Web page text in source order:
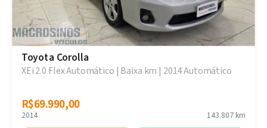
Toyota Corolla
XEi 2.0 Flex Automático | Baixa km | 2014 Automático
R$69.990,00
R$69.990,00
2014 143.807 km